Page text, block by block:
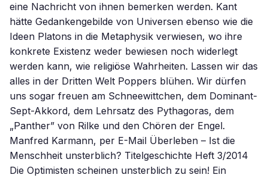
eine Nachricht von ihnen bemerken werden. Kant
hätte Gedankengebilde von Universen ebenso wie die
Ideen Platons in die Metaphysik verwiesen, wo ihre
konkrete Existenz weder bewiesen noch widerlegt
werden kann, wie religiöse Wahrheiten. Lassen wir das
alles in der Dritten Welt Poppers blühen. Wir dürfen
uns sogar freuen am Schneewittchen, dem Dominant-
Sept-Akkord, dem Lehrsatz des Pythagoras, dem
„Panther” von Rilke und den Chören der Engel.
Manfred Karmann, per E-Mail Überleben – Ist die
Menschheit unsterblich? Titelgeschichte Heft 3/2014
Die Optimisten scheinen unsterblich zu sein! Ein